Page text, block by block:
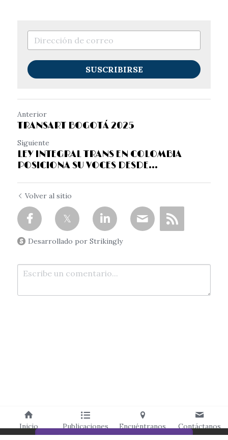
SUSCRIBIRSE
Anterior
TRANSART BOGOTÁ 2025
Siguiente
LEY INTEGRAL TRANS EN COLOMBIA
POSICIONA SU VOCES DESDE...
Volver al sitio
Desarrollado por Strikingly
Este sitio web está hecho con Strikingly.
Inicio Publicaciones Encuéntranos Contáctanos